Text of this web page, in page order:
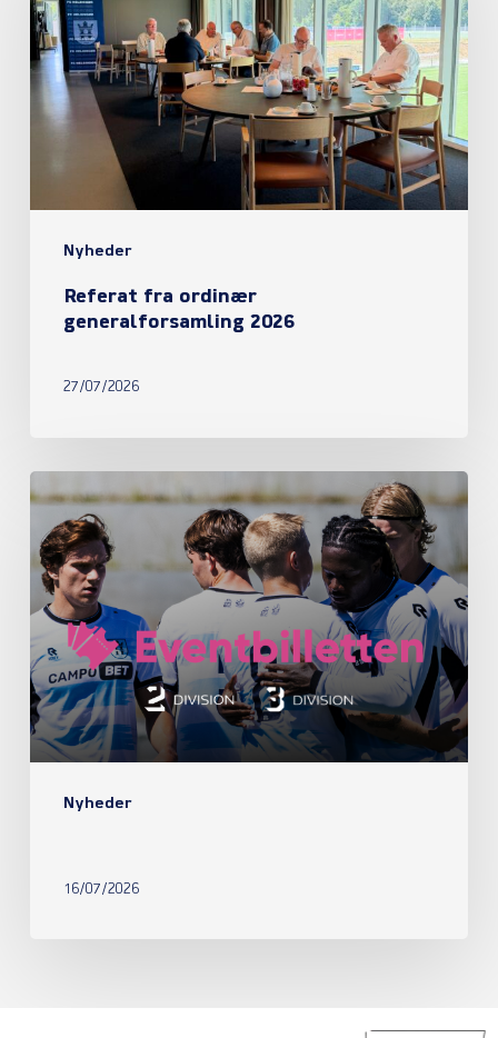
Nyheder
ordinær
generalforsamling
2026
Referat fra ordinær
generalforsamling 2026
27/07/2026
Nyheder
16/07/2026